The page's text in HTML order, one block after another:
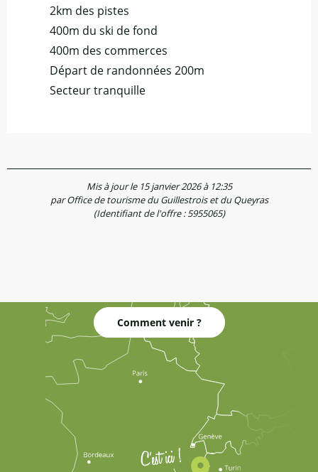
2km des pistes
400m du ski de fond
400m des commerces
Départ de randonnées 200m
Secteur tranquille
Mis à jour le 15 janvier 2026 à 12:35
par Office de tourisme du Guillestrois et du Queyras
(Identifiant de l'offre :5955065)
Comment venir ?